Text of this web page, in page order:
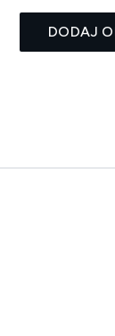
DODAJ